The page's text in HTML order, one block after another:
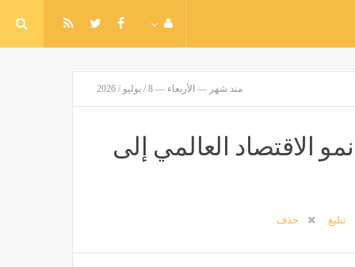
منذ شهر — الأربعاء — 8 / يوليو / 2026
الاقتصاد العالمي إلى
تبليغ حذف